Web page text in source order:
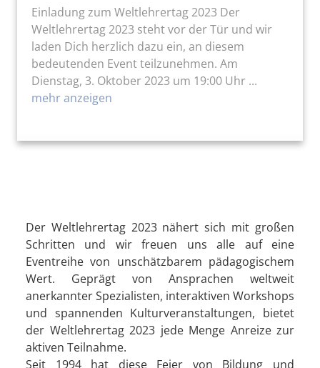
Einladung zum Weltlehrertag 2023 Der
Weltlehrertag 2023 steht vor der Tür und wir
laden Dich herzlich dazu ein, an diesem
bedeutenden Event teilzunehmen. Am
Dienstag, 3. Oktober 2023 um 19:00 Uhr ...
mehr anzeigen
Der Weltlehrertag 2023 nähert sich mit großen
Schritten und wir freuen uns alle auf eine
Eventreihe von unschätzbarem pädagogischem
Wert. Geprägt von Ansprachen weltweit
anerkannter Spezialisten, interaktiven Workshops
und spannenden Kulturveranstaltungen, bietet
der Weltlehrertag 2023 jede Menge Anreize zur
aktiven Teilnahme.
Seit 1994 hat diese Feier von Bildung und